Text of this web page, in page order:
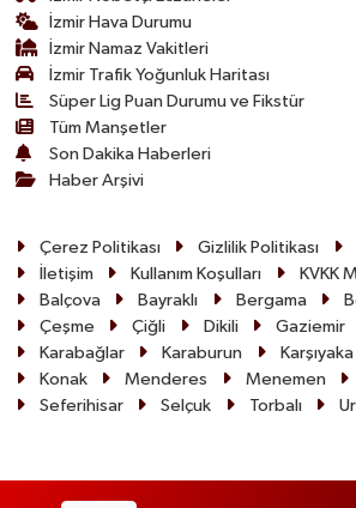
İzmir Hava Durumu
İzmir Namaz Vakitleri
İzmir Trafik Yoğunluk Haritası
Süper Lig Puan Durumu ve Fikstür
Tüm Manşetler
Son Dakika Haberleri
Haber Arşivi
Çerez Politikası Gizlilik Politikası
İletişim
Kullanım Koşulları KVKK
Balçova
Bayraklı Bergama
Çeşme
Çiğli Dikili Gaziemir
Karabağlar
Karaburun Karşıyaka
Konak
Menderes Menemen
Seferihisar
Selçuk Torbalı